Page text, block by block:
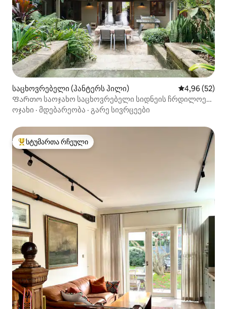
საცხოვრებელი (ჰანტერს ჰილი) საშუალო
4,96 (52)
Ფართო საოჯახო საცხოვრებელი სიდნეის ჩრდილოეთ
გარეუბანში.
ოჯახი · მდებარეობა · გარე სივრცეები
სტუმართა რჩეული მოწინავე ვარიანტი
სტუმართა რჩეული